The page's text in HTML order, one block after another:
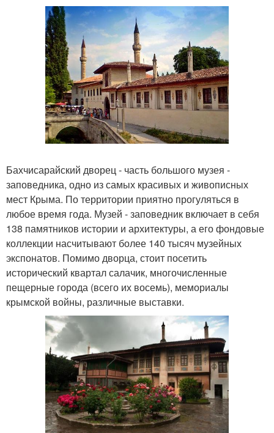
Бахчисарайский дворец - часть большого музея -
заповедника, одно из самых красивых и живописных
мест Крыма. По территории приятно прогуляться в
любое время года. Музей - заповедник включает в себя
138 памятников истории и архитектуры, а его фондовые
коллекции насчитывают более 140 тысяч музейных
экспонатов. Помимо дворца, стоит посетить
исторический квартал салачик, многочисленные
пещерные города (всего их восемь), мемориалы
крымской войны, различные выставки.